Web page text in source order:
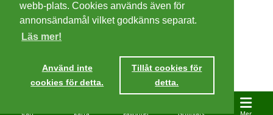
Ta mig dit
Integritetspolicy
Villkor
webb-plats. Cookies används även för
annonsändamål vilket godkänns separat.
Läs mer!
Använd inte
cookies för detta.
Tillåt cookies för
detta.